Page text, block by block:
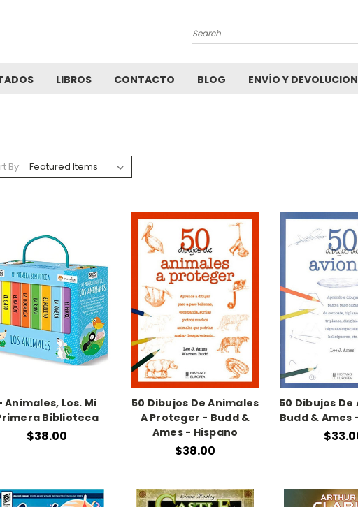
Search
LIBROS CONTACTO BLOG ENVÍO Y
By:
Animales, Los. Mi
Biblioteca
$38.00
50 Dibujos De Animales
A Proteger - Budd &
Ames - Hispano
$38.00
50 Dibujos De
Budd & Ames